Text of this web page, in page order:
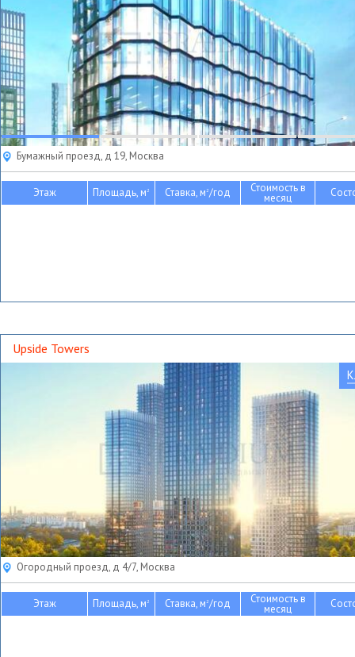
Бумажный проезд, д 19, Москва
Этаж Площадь, м2 Ставка, м2/год Стоимость в
месяц
Upside Towers
Огородный проезд, д 4/7, Москва
Этаж Площадь, м2 Ставка, м2/год Стоимость в
месяц